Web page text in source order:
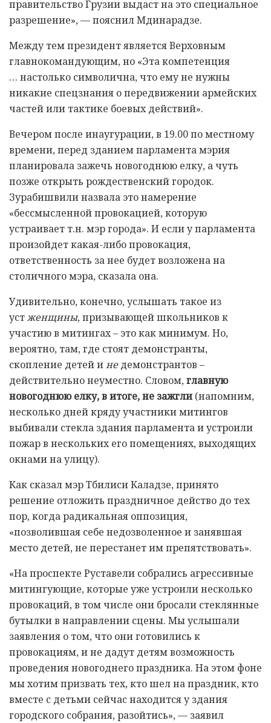
правительство Грузии выдаст на это специальное
разрешение», — пояснил Мдинарадзе.
Между тем президент является Верховным
главнокомандующим, но «Эта компетенция
… настолько символична, что ему не нужны
никакие спецзнания о передвижении армейских
частей или тактике боевых действий».
Вечером после инаугурации, в 19.00 по местному
времени, перед зданием парламента мэрия
планировала зажечь новогоднюю елку, а чуть
позже открыть рождественский городок.
Зурабишвили назвала это намерение
«бессмысленной провокацией, которую
устраивает т.н. мэр города». И если у парламента
произойдет какая-либо провокация,
ответственность за нее будет возложена на
столичного мэра, сказала она.
Удивительно, конечно, услышать такое из
устженщины, призывающей школьников к
участию в митингах – это как минимум. Но,
вероятно, там, где стоят демонстранты,
скопление детей инедемонстрантов –
действительно неуместно. Словом,главную
новогоднюю елку, в итоге, не зажгли (напомним,
несколько дней кряду участники митингов
выбивали стекла здания парламента и устроили
пожар в нескольких его помещениях, выходящих
окнами на улицу).
Как сказал мэр Тбилиси Каладзе, принято
решение отложить праздничное действо до тех
пор, когда радикальная оппозиция,
«позволившая себе недозволенное и занявшая
место детей, не перестанет им препятствовать».
«На проспекте Руставели собрались агрессивные
митингующие, которые уже устроили несколько
провокаций, в том числе они бросали стеклянные
бутылки в направлении сцены. Мы услышали
заявления о том, что они готовились к
провокациям, и не дадут детям возможность
проведения новогоднего праздника. На этом фоне
мы хотим призвать тех, кто шел на праздник, кто
вместе с детьми сейчас находится у здания
городского собрания, разойтись», — заявил